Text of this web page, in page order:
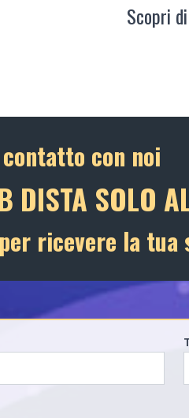
Scopri
con noi
DISTA SOLO
ricevere la tua